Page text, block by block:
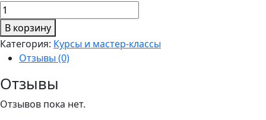
Количество
товара
МАСТЕР-
КЛАСС
"Я
В
РЕСУРСЕ"
В корзину
Категория: Курсы и мастер-классы
Отзывы (0)
Отзывы
Отзывов пока нет.